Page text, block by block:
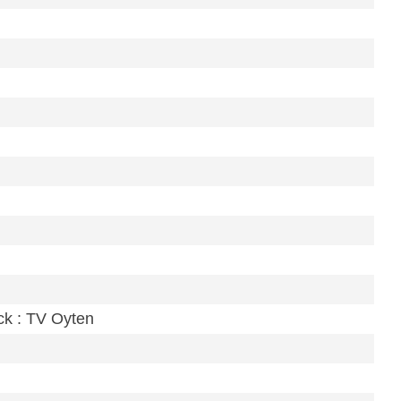
: TV Oyten